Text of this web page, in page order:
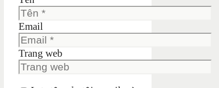
Email
Trang web